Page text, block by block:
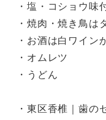
・塩・コショウ味
・焼肉・焼き鳥は
・お酒は白ワイン
・オムレツ
・うどん
・東区香椎｜歯の